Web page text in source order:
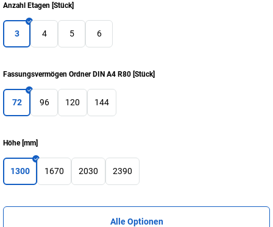
Anzahl Etagen [Stück]
3 4 5 6
Fassungsvermögen Ordner DIN A4 R80 [Stück]
72 96 120 144
Höhe[mm]
1300 1670 2030 2390
Alle Optionen